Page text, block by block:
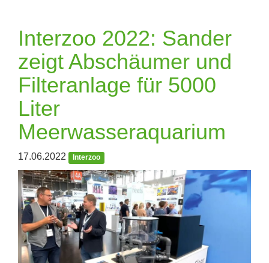
Interzoo 2022: Sander
zeigt Abschäumer und
Filteranlage für 5000
Liter
Meerwasseraquarium
17.06.2022 Interzoo